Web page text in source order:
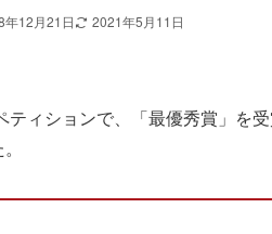
年12月21日 2021年5月11日
ィションで、「最優秀賞」を